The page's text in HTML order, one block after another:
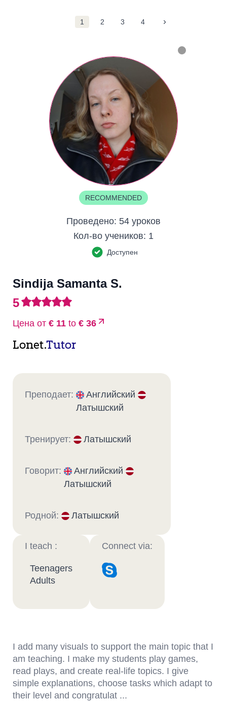
1 2 3 4 ›
RECOMMENDED
Проведено: 54 уроков
Кол-во учеников: 1
Доступен
Sindija Samanta S.
5
Цена от € 11 to € 36
Lonet.Tutor
Преподает:
Английский
Латышский
Тренирует: Латышский
Говорит:
Английский
Латышский
Родной: Латышский
I teach :
Teenagers
Adults
Connect via:
I add many visuals to support the main topic that I
am teaching. I make my students play games,
read plays, and create real-life topics. I give
simple explanations, choose tasks which adapt to
their level and congratulat ...